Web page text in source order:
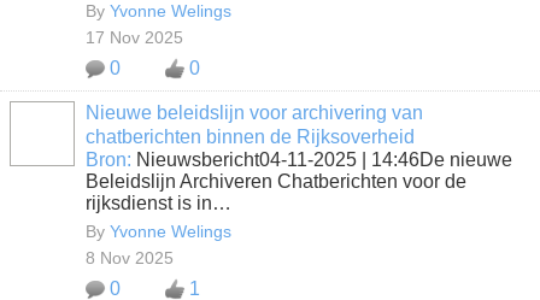
By Yvonne Welings
17 Nov 2025
0 0
Nieuwe beleidslijn voor archivering van
chatberichten binnen de Rijksoverheid
Bron: Nieuwsbericht04-11-2025 | 14:46De nieuwe
Beleidslijn Archiveren Chatberichten voor de
rijksdienst is in…
By Yvonne Welings
8 Nov 2025
0 1